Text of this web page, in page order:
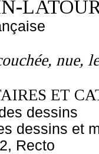
nue,
ET
dessins
dessins et
Recto